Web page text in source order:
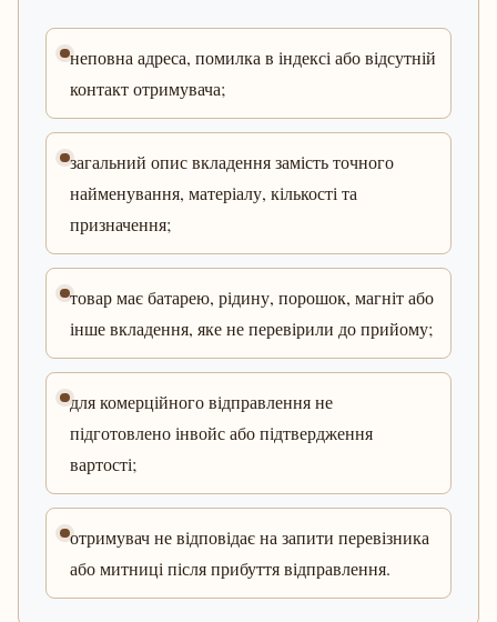
неповна адреса, помилка в індексі або відсутній
контакт отримувача;
загальний опис вкладення замість точного
найменування, матеріалу, кількості та
призначення;
товар має батарею, рідину, порошок, магніт або
інше вкладення, яке не перевірили до прийому;
для комерційного відправлення не
підготовлено інвойс або підтвердження
вартості;
отримувач не відповідає на запити перевізника
або митниці після прибуття відправлення.